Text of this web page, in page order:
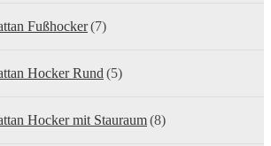
Fußhocker(7)
Hocker Rund (5)
Hocker mit Stauraum(8)